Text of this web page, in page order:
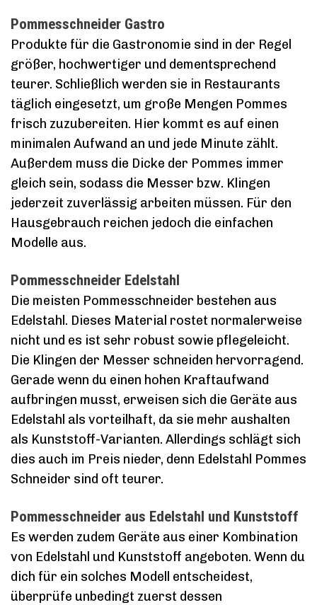
Pommesschneider Gastro
Produkte für die Gastronomie sind in der Regel
größer, hochwertiger und dementsprechend
teurer. Schließlich werden sie in Restaurants
täglich eingesetzt, um große Mengen Pommes
frisch zuzubereiten. Hier kommt es auf einen
minimalen Aufwand an und jede Minute zählt.
Außerdem muss die Dicke der Pommes immer
gleich sein, sodass die Messer bzw. Klingen
jederzeit zuverlässig arbeiten müssen. Für den
Hausgebrauch reichen jedoch die einfachen
Modelle aus.
Pommesschneider Edelstahl
Die meisten Pommesschneider bestehen aus
Edelstahl. Dieses Material rostet normalerweise
nicht und es ist sehr robust sowie pflegeleicht.
Die Klingen der Messer schneiden hervorragend.
Gerade wenn du einen hohen Kraftaufwand
aufbringen musst, erweisen sich die Geräte aus
Edelstahl als vorteilhaft, da sie mehr aushalten
als Kunststoff-Varianten. Allerdings schlägt sich
dies auch im Preis nieder, denn Edelstahl Pommes
Schneider sind oft teurer.
Pommesschneider aus Edelstahl und Kunststoff
Es werden zudem Geräte aus einer Kombination
von Edelstahl und Kunststoff angeboten. Wenn du
dich für ein solches Modell entscheidest,
überprüfe unbedingt zuerst dessen